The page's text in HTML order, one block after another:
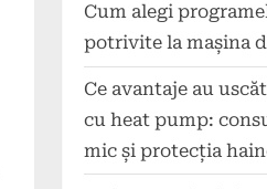
Cum alegi
potrivite la mașina
Ce avantaje au
cu heat pump:
mic și protecția